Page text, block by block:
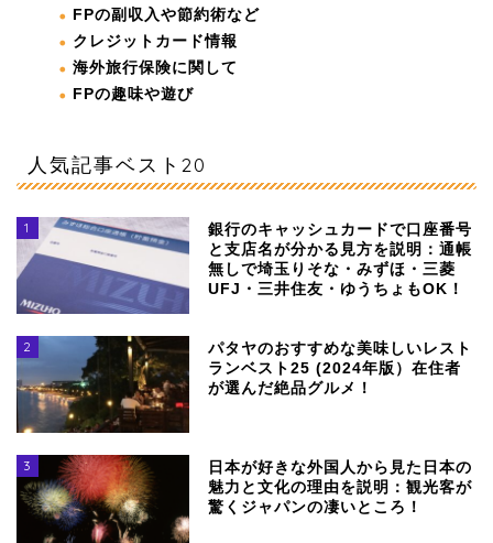
FPの副収入や節約術など
クレジットカード情報
海外旅行保険に関して
FPの趣味や遊び
人気記事ベスト20
1
銀行のキャッシュカードで口座番号
と支店名が分かる見方を説明：通帳
無しで埼玉りそな・みずほ・三菱
UFJ・三井住友・ゆうちょもOK！
2
パタヤのおすすめな美味しいレスト
ランベスト25 (2024年版）在住者
が選んだ絶品グルメ！
3
日本が好きな外国人から見た日本の
魅力と文化の理由を説明：観光客が
驚くジャパンの凄いところ！